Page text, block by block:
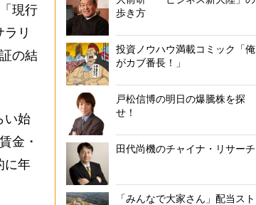
現行
リ
の結
い始
金・
に年
歩き方
投資ノウハウ満載コミック「俺
がカブ番長！」
戸松信博の明日の爆騰株を探
せ！
田代尚機のチャイナ・リサーチ
「みんなで大家さん」配当スト